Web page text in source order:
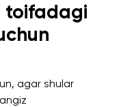
toifadagi
agar shular